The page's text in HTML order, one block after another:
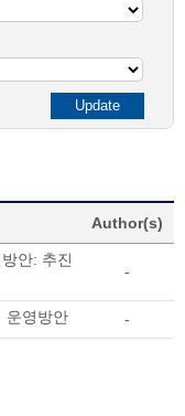
Author(s)
안: 추진
-
운영방안 -